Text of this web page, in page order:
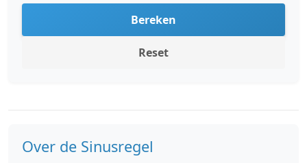
Bereken
Reset
Over de Sinusregel